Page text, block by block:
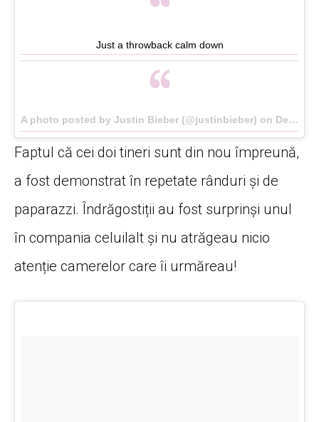
Just a throwback calm down
A photo posted by Justin Bieber (@justinbieber) on Dec 1, 2015 at 7:03pm PST
Faptul că cei doi tineri sunt din nou împreună,
a fost demonstrat în repetate rânduri și de
paparazzi. Îndrăgostiții au fost surprinși unul
în compania celuilalt și nu atrăgeau nicio
atenție camerelor care îi urmăreau!